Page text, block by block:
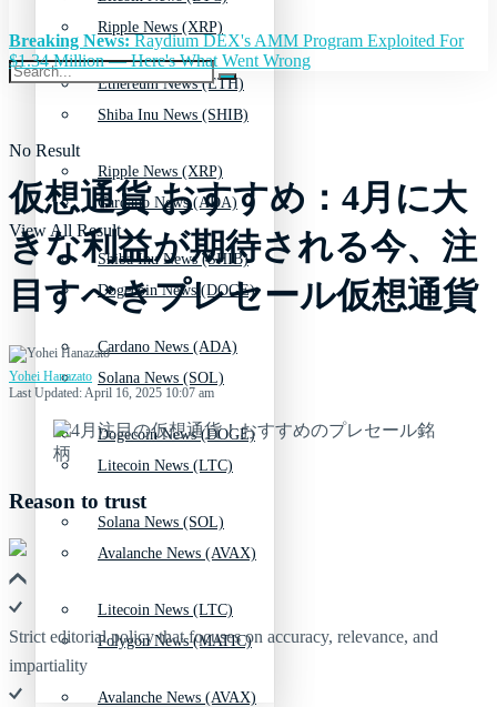
Ripple News (XRP)
Shiba Inu News (SHIB)
Cardano News (ADA)
Dogecoin News (DOGE)
Solana News (SOL)
Litecoin News (LTC)
Avalanche News (AVAX)
Polygon News (MATIC)
Ethereum News (ETH)
Ripple News (XRP)
Shiba Inu News (SHIB)
Cardano News (ADA)
Dogecoin News (DOGE)
Solana News (SOL)
Litecoin News (LTC)
Avalanche News (AVAX)
No Result
View All Result
Breaking News:Raydium DEX's AMM Program Exploited For
$1.34 Million — Here's What Went Wrong
仮想通貨 おすすめ：4月に大
きな利益が期待される今、注
目すべきプレセール仮想通貨
Yohei Hanazato
Last Updated: April 16, 2025 10:07 am
Reason to trust
Strict editorial policy that focuses on accuracy, relevance, and
impartiality